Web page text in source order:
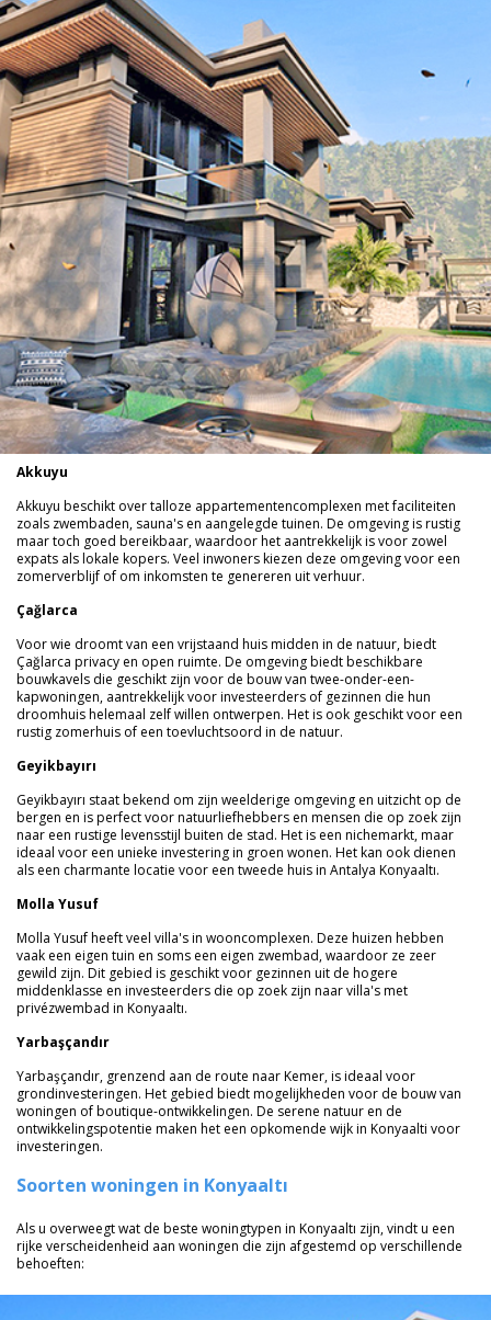
Akkuyu
Akkuyu beschikt over talloze appartementencomplexen met faciliteiten
zoals zwembaden, sauna's en aangelegde tuinen. De omgeving is rustig
maar toch goed bereikbaar, waardoor het aantrekkelijk is voor zowel
expats als lokale kopers. Veel inwoners kiezen deze omgeving voor een
zomerverblijf of om inkomsten te genereren uit verhuur.
Çağlarca
Voor wie droomt van een vrijstaand huis midden in de natuur, biedt
Çağlarca privacy en open ruimte. De omgeving biedt beschikbare
bouwkavels die geschikt zijn voor de bouw van twee-onder-een-
kapwoningen, aantrekkelijk voor investeerders of gezinnen die hun
droomhuis helemaal zelf willen ontwerpen. Het is ook geschikt voor een
rustig zomerhuis of een toevluchtsoord in de natuur.
Geyikbayırı
Geyikbayırı staat bekend om zijn weelderige omgeving en uitzicht op de
bergen en is perfect voor natuurliefhebbers en mensen die op zoek zijn
naar een rustige levensstijl buiten de stad. Het is een nichemarkt, maar
ideaal voor een unieke investering in groen wonen. Het kan ook dienen
als een charmante locatie voor een tweede huis in Antalya Konyaaltı.
Molla Yusuf
Molla Yusuf heeft veel villa's in wooncomplexen. Deze huizen hebben
vaak een eigen tuin en soms een eigen zwembad, waardoor ze zeer
gewild zijn. Dit gebied is geschikt voor gezinnen uit de hogere
middenklasse en investeerders die op zoek zijn naar villa's met
privézwembad in Konyaaltı.
Yarbaşçandır
Yarbaşçandır, grenzend aan de route naar Kemer, is ideaal voor
grondinvesteringen. Het gebied biedt mogelijkheden voor de bouw van
woningen of boutique-ontwikkelingen. De serene natuur en de
ontwikkelingspotentie maken het een opkomende wijk in Konyaalti voor
investeringen.
Soorten woningen in Konyaaltı
Als u overweegt wat de beste woningtypen in Konyaaltı zijn, vindt u een
rijke verscheidenheid aan woningen die zijn afgestemd op verschillende
behoeften: